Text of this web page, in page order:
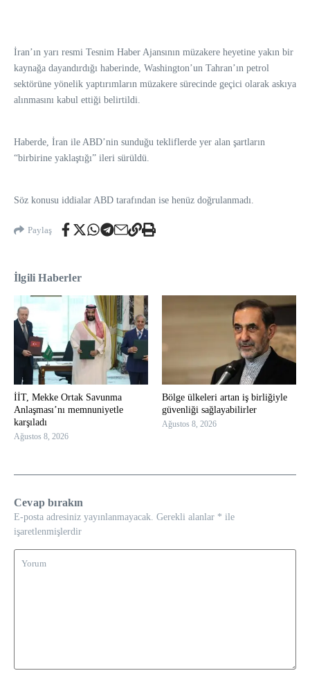
İran’ın yarı resmi Tesnim Haber Ajansının müzakere heyetine yakın bir
kaynağa dayandırdığı haberinde, Washington’un Tahran’ın petrol
sektörüne yönelik yaptırımların müzakere sürecinde geçici olarak askıya
alınmasını kabul ettiği belirtildi.
Haberde, İran ile ABD’nin sunduğu tekliflerde yer alan şartların
“birbirine yaklaştığı” ileri sürüldü.
Söz konusu iddialar ABD tarafından ise henüz doğrulanmadı.
Paylaş
İlgili Haberler
İİT, Mekke Ortak Savunma
Anlaşması’nı memnuniyetle
karşıladı
Ağustos 8, 2026
Bölge ülkeleri artan iş birliğiyle
güvenliği sağlayabilirler
Ağustos 8, 2026
Cevap bırakın
E-posta adresiniz yayınlanmayacak. Gerekli alanlar * ile
işaretlenmişlerdir